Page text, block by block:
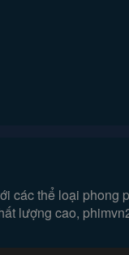
các thể loại phong
lượng cao,